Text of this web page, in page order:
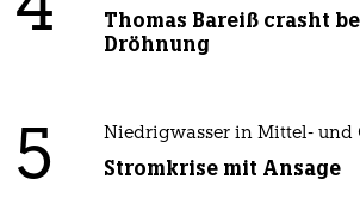
Thomas Bareiß crasht
Dröhnung
5 Niedrigwasser in Mittel- und
Stromkrise mit Ansage